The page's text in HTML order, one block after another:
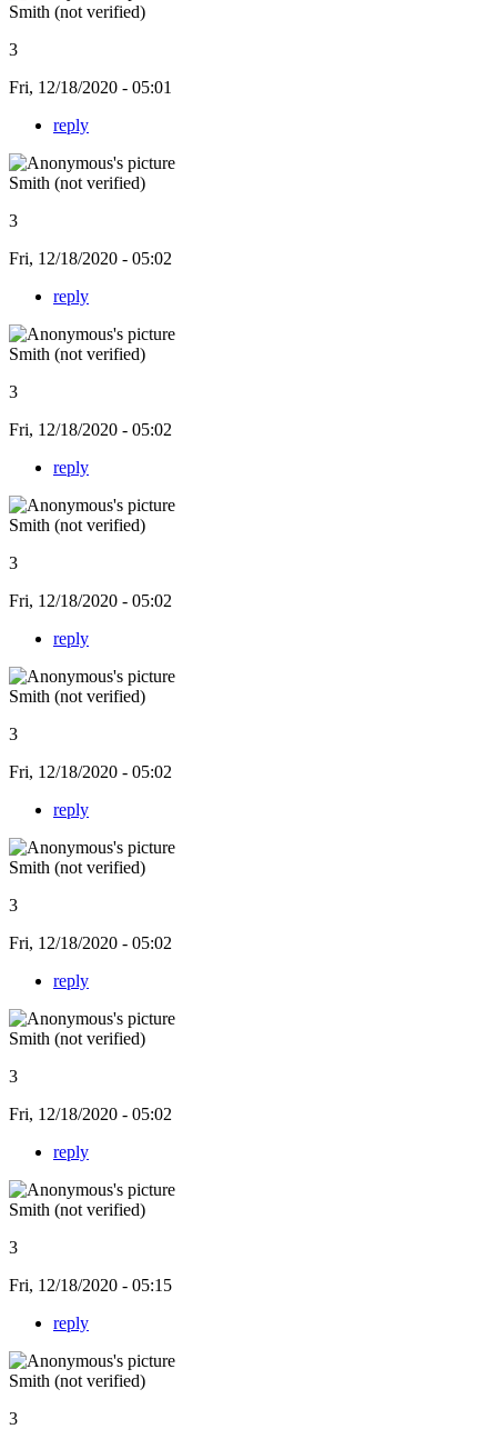
Smith (not verified)
3
Fri, 12/18/2020 - 05:01
reply
Smith (not verified)
3
Fri, 12/18/2020 - 05:02
reply
Smith (not verified)
3
Fri, 12/18/2020 - 05:02
reply
Smith (not verified)
3
Fri, 12/18/2020 - 05:02
reply
Smith (not verified)
3
Fri, 12/18/2020 - 05:02
reply
Smith (not verified)
3
Fri, 12/18/2020 - 05:02
reply
Smith (not verified)
3
Fri, 12/18/2020 - 05:02
reply
Smith (not verified)
3
Fri, 12/18/2020 - 05:15
reply
Smith (not verified)
3